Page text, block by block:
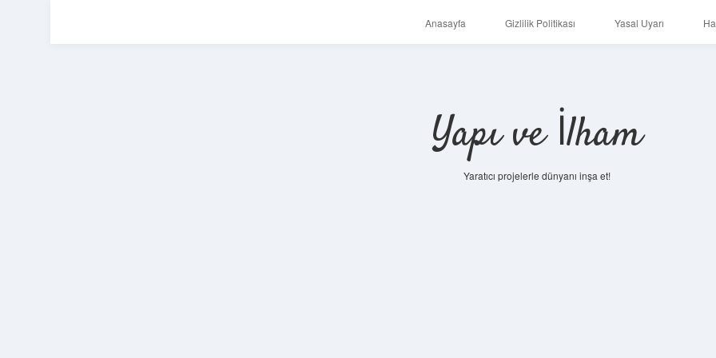
Anasayfa Gizlilik Politikası Yasal Uyarı
Yapı ve İlham
Yaratıcı projelerle dünyanı inşa et!